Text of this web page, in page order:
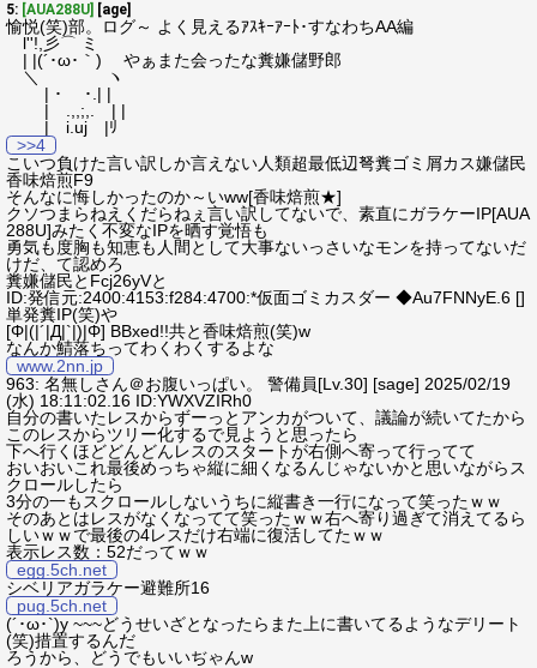
5: [AUA288U] [age]
愉悦(笑)部。ログ～ よく見えるｱｽｷｰｱｰﾄ･すなわちAA編
l''!,彡⌒ ミ
| |(´･ω･｀) やぁまた会ったな糞嫌儲野郎
＼ ヽ
| ･ ･.| |
| .,,;,. | |
| i.uj |ﾘ
>>4
こいつ負けた言い訳しか言えない人類超最低辺弩糞ゴミ屑カス嫌儲民
香味焙煎F9
そんなに悔しかったのか～いww[香味焙煎★]
クソつまらねえくだらねぇ言い訳してないで、素直にガラケーIP[AUA
288U]みたく不変なIPを晒す覚悟も
勇気も度胸も知恵も人間として大事ないっさいなモンを持ってないだ
けだ、て認めろ
糞嫌儲民とFcj26yVと
ID:発信元:2400:4153:f284:4700:*仮面ゴミカスダー ◆Au7FNNyE.6 []
単発糞IP(笑)や
[Φ|(|´|Д|`|)|Φ] BBxed!!共と香味焙煎(笑)w
なんか鯖落ちってわくわくするよな
www.2nn.jp
963: 名無しさん＠お腹いっぱい。 警備員[Lv.30] [sage] 2025/02/19
(水) 18:11:02.16 ID:YWXVZIRh0
自分の書いたレスからずーっとアンカがついて、議論が続いてたから
このレスからツリー化するで見ようと思ったら
下へ行くほどどんどんレスのスタートが右側へ寄って行ってて
おいおいこれ最後めっちゃ縦に細くなるんじゃないかと思いながらス
クロールしたら
3分の一もスクロールしないうちに縦書き一行になって笑ったｗｗ
そのあとはレスがなくなってて笑ったｗｗ右へ寄り過ぎて消えてるら
しいｗｗで最後の4レスだけ右端に復活してたｗｗ
表示レス数：52だってｗｗ
egg.5ch.net
シベリアガラケー避難所16
pug.5ch.net
(´･ω･`)y ~~~どうせいざとなったらまた上に書いてるようなデリート
(笑)措置するんだ
ろうから、どうでもいいぢゃんw